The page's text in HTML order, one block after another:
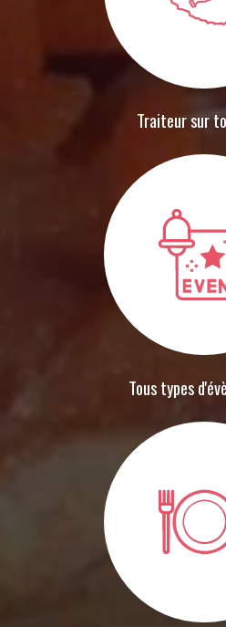
Traiteur sur
Tous types